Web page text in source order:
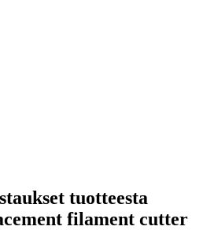
tuotteesta
filament cutter